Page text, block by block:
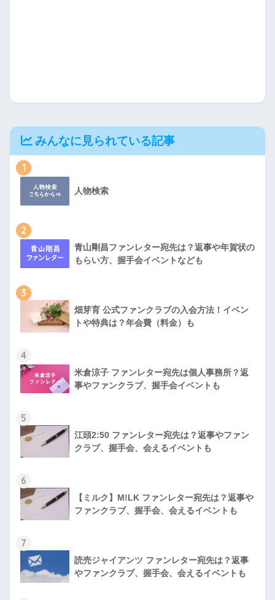
みんなに見られている記事
1
人物検索
2
青山剛昌ファンレター宛先は？返事や年賀状の
もらい方、握手会イベントなども
3
畑芽育 公式ファンクラブの入会方法！イベン
トや特典は？年会費（料金）も
4
米倉涼子 ファンレター宛先は個人事務所？返
事やファンクラブ、握手会イベントも
5
江頭2:50 ファンレター宛先は？返事やファン
クラブ、握手会、会えるイベントも
6
【ミルク】M!LK ファンレター宛先は？返事や
ファンクラブ、握手会、会えるイベントも
7
読売ジャイアンツ ファンレター宛先は？返事
やファンクラブ、握手会、会えるイベントも